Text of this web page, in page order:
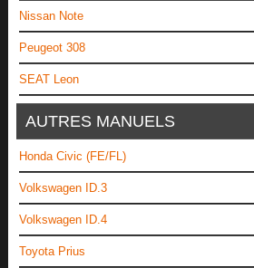
Nissan Note
Peugeot 308
SEAT Leon
AUTRES MANUELS
Honda Civic (FE/FL)
Volkswagen ID.3
Volkswagen ID.4
Toyota Prius